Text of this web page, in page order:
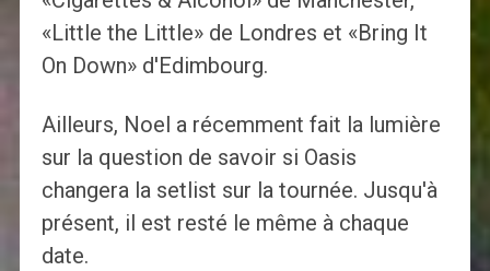
«Little the Little» de Londres et «Bring It
On Down» d'Edimbourg.
Ailleurs, Noel a récemment fait la lumière
sur la question de savoir si Oasis
changera la setlist sur la tournée. Jusqu'à
présent, il est resté le même à chaque
date.